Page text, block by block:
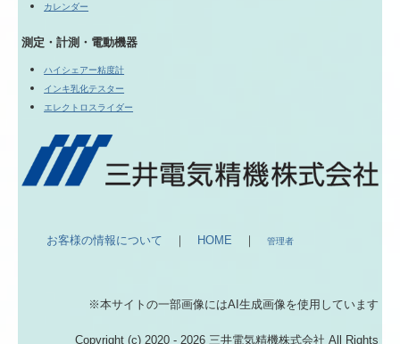
カレンダー
測定・計測・電動機器
ハイシェアー粘度計
インキ乳化テスター
エレクトロスライダー
お客様の情報について ｜ HOME ｜管理者
※本サイトの一部画像にはAI生成画像を使用しています
Copyright (c) 2020 - 2026 三井電気精機株式会社 All Rights